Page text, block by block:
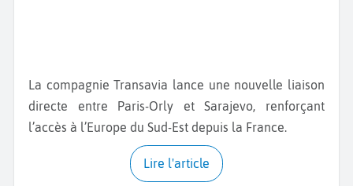
La compagnie Transavia lance une nouvelle liaison
directe entre Paris-Orly et Sarajevo, renforçant
l’accès à l’Europe du Sud-Est depuis la France.
Lire l'article